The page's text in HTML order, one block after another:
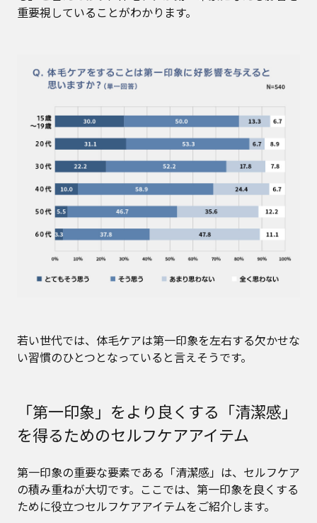
重要視していることがわかります。
若い世代では、体毛ケアは第一印象を左右する欠かせな
い習慣のひとつとなっていると言えそうです。
「第一印象」をより良くする「清潔感」
を得るためのセルフケアアイテム
第一印象の重要な要素である「清潔感」は、セルフケア
の積み重ねが大切です。ここでは、第一印象を良くする
ために役立つセルフケアアイテムをご紹介します。